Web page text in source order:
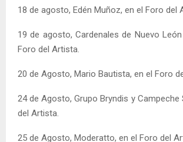
18 de agosto, Edén Muñoz, en el Foro del
19 de agosto, Cardenales de Nuevo
Foro del Artista.
20 de Agosto, Mario Bautista, en el Foro
24 de Agosto, Grupo Bryndis y Campeche
del Artista.
25 de Agosto, Moderatto, en el Foro del